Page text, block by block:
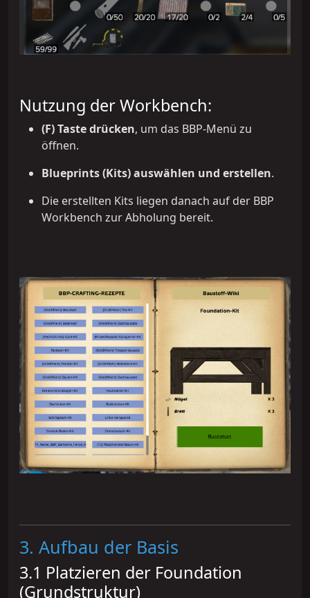
Nutzung der Workbench:
(F) Taste drücken, um das BBP-Menü zu
öffnen.
Blueprints (Kits) auswählen und erstellen.
Die erstellten Kits liegen danach auf der BBP
Workbench zur Abholung bereit.
3. Aufbau der Basis
3.1 Platzieren der Foundation
(Grundstruktur)